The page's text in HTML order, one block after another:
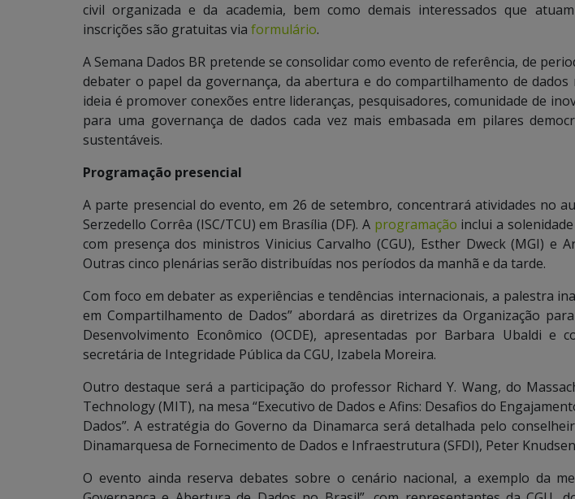
civil organizada e da academia, bem como demais interessados que
inscrições são gratuitas via formulário.
A Semana Dados BR pretende se consolidar como evento de referência, de
debater o papel da governança, da abertura e do compartilhamento de dados
ideia é promover conexões entre lideranças, pesquisadores, comunidade de
para uma governança de dados cada vez mais embasada em pilares
sustentáveis.
Programação presencial
A parte presencial do evento, em 26 de setembro, concentrará atividades no
Serzedello Corrêa (ISC/TCU) em Brasília (DF). A programação inclui a
com presença dos ministros Vinicius Carvalho (CGU), Esther Dweck (MGI) e
Outras cinco plenárias serão distribuídas nos períodos da manhã e da tarde.
Com foco em debater as experiências e tendências internacionais, a palestra
em Compartilhamento de Dados” abordará as diretrizes da Organização
Desenvolvimento Econômico (OCDE), apresentadas por Barbara Ubaldi e
secretária de Integridade Pública da CGU, Izabela Moreira.
Outro destaque será a participação do professor Richard Y. Wang, do
Technology (MIT), na mesa “Executivo de Dados e Afins: Desafios do
Dados”. A estratégia do Governo da Dinamarca será detalhada pelo
Dinamarquesa de Fornecimento de Dados e Infraestrutura (SFDI), Peter
O evento ainda reserva debates sobre o cenário nacional, a exemplo da